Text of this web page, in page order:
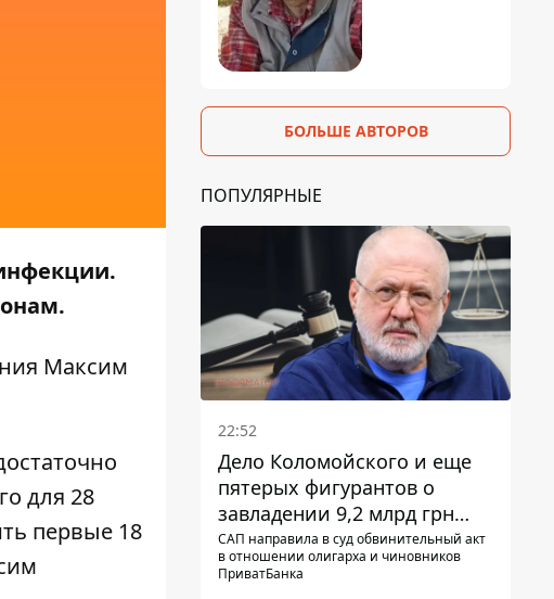
Максим
для 28
первые 18
БОЛЬШЕ АВТОРОВ
ПОПУЛЯРНЫЕ
22:52
Дело Коломойского и еще
пятерых фигурантов о
завладении 9,2 млрд грн
ПриватБанка направили в
суд
САП направила в суд обвинительный акт
в отношении олигарха и чиновников
ПриватБанка